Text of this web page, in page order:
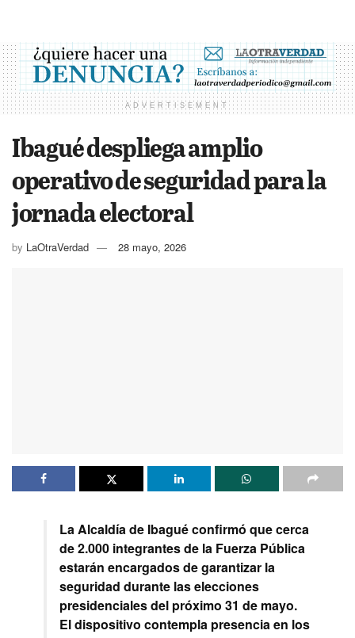
ADVERTISEMENT
Ibagué despliega amplio
operativo de seguridad para la
jornada electoral
by LaOtraVerdad 28 mayo, 2026
La Alcaldía de Ibagué confirmó que cerca
de 2.000 integrantes de la Fuerza Pública
estarán encargados de garantizar la
seguridad durante las elecciones
presidenciales del próximo 31 de mayo.
El dispositivo contempla presencia en los